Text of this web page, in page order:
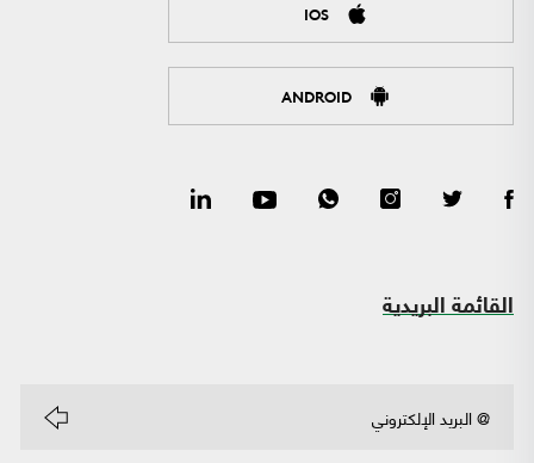
IOS
ANDROID
القائمة البريدية